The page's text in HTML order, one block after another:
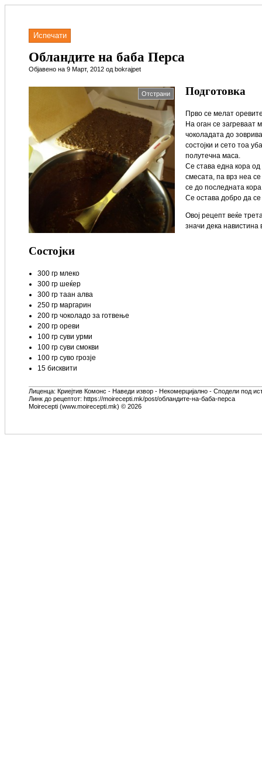
Испечати
Обландите на баба Перса
Објавено на 9 Март, 2012 од bokrajpet
Отстрани
Состојки
300 гр млеко
300 гр шеќер
300 гр таан алва
250 гр маргарин
200 гр чоколадо за готвење
200 гр ореви
100 гр суви урми
100 гр суви смокви
100 гр суво грозје
15 бисквити
Подготовка
Прво се мелат
На оган се загреваат
чоколадата до
состојки и сето тоа
полутечна маса.
Се става една кора од
смесата, па врз неа
се до последната
Се остава добро да
Овој рецепт веќе
значи дека навистина
Лиценца: Криејтив Комонс - Наведи извор - Некомерцијално - Сподели под
Линк до рецептот: https://moirecepti.mk/post/обландите-на-баба-перса
Moirecepti (www.moirecepti.mk) © 2026